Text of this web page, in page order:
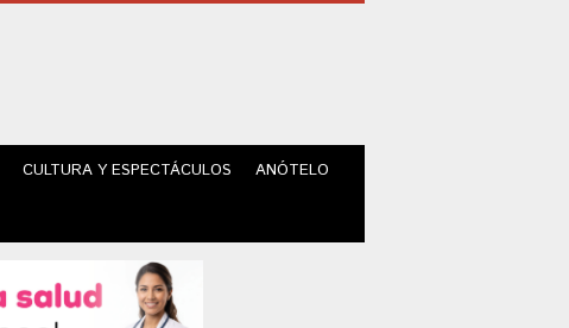
CULTURA Y ESPECTÁCULOS ANÓTELO